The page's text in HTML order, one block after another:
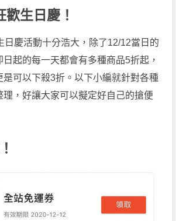
生日慶！
日慶活動十分浩大，除了12/12當日的
起的每一天都會有多種商品5折起，
是可以下殺3折。以下小編就針對各種
理，好讓大家可以擬定好自己的搶便